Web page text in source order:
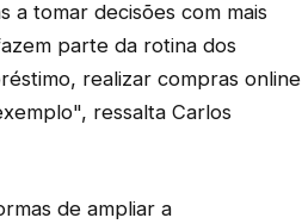
a tomar decisões com mais
parte da rotina dos
realizar compras online
ressalta Carlos
de ampliar a